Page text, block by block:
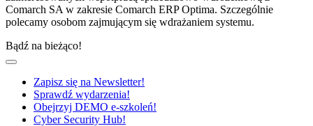
Comarch SA w zakresie Comarch ERP Optima. Szczególnie
polecamy osobom zajmującym się wdrażaniem systemu.
Bądź na bieżąco!
Zapisz się na Newsletter!
Sprawdź wydarzenia!
Obejrzyj DEMO e-szkoleń!
Cyber Security Hub!